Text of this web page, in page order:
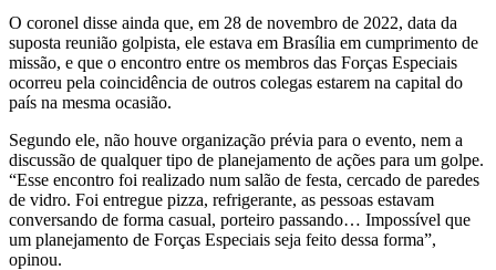
O coronel disse ainda que, em 28 de novembro de 2022, data da
suposta reunião golpista, ele estava em Brasília em cumprimento de
missão, e que o encontro entre os membros das Forças Especiais
ocorreu pela coincidência de outros colegas estarem na capital do
país na mesma ocasião.
Segundo ele, não houve organização prévia para o evento, nem a
discussão de qualquer tipo de planejamento de ações para um golpe.
“Esse encontro foi realizado num salão de festa, cercado de paredes
de vidro. Foi entregue pizza, refrigerante, as pessoas estavam
conversando de forma casual, porteiro passando… Impossível que
um planejamento de Forças Especiais seja feito dessa forma”,
opinou.